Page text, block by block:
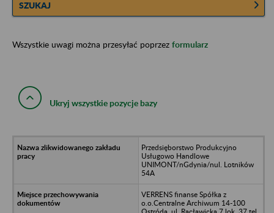
SZUKAJ
Wszystkie uwagi można przesyłać poprzez formularz
Ukryj wszystkie pozycje bazy
Przedsięborstwo Produkcyjno
Usługowo Handlowe
UNIMONT/nGdynia/nul. Lotników
54A
VERRENS finanse Spółka z
o.o.Centralne Archiwum 14-100